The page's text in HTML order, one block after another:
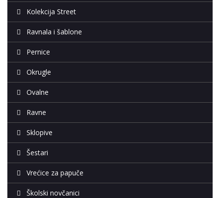
Kolekcija Street
Ravnala i šablone
Pernice
Okrugle
Ovalne
Ravne
Sklopive
Šestari
Vrećice za papuče
Školski novčanici